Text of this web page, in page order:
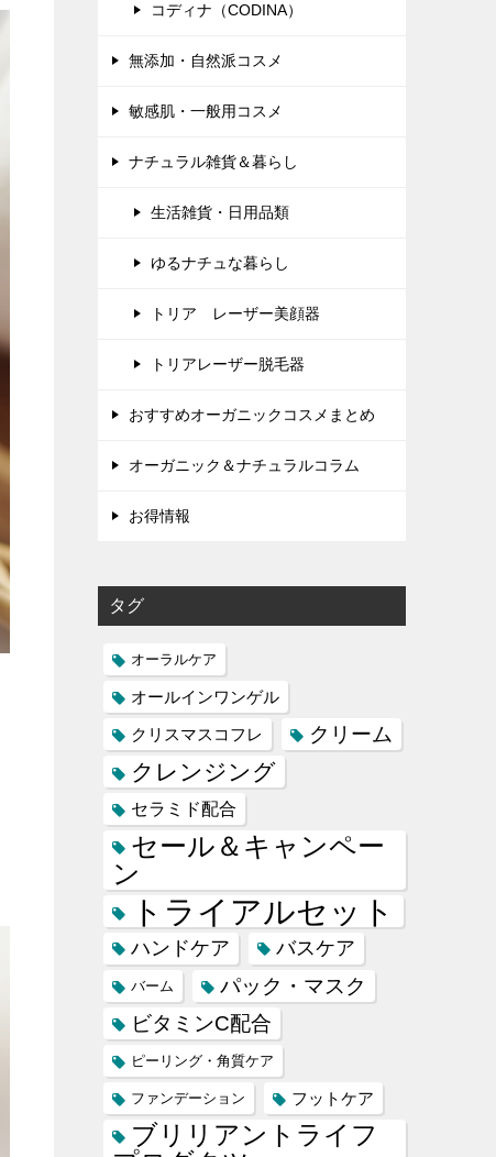
コディナ（CODINA）
無添加・自然派コスメ
敏感肌・一般用コスメ
ナチュラル雑貨＆暮らし
生活雑貨・日用品類
ゆるナチュな暮らし
トリア レーザー美顔器
トリアレーザー脱毛器
おすすめオーガニックコスメまとめ
オーガニック＆ナチュラルコラム
お得情報
タグ
オーラルケア
オールインワンゲル
クリスマスコフレ
クリーム
クレンジング
セラミド配合
セール＆キャンペー
ン
トライアルセット
ハンドケア バスケア
バーム
パック・マスク
ビタミンC配合
ピーリング・角質ケア
ファンデーション フットケア
ブリリアントライフ